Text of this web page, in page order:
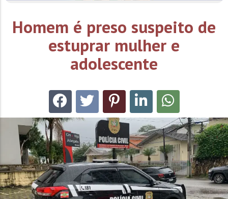
Homem é preso suspeito de
estuprar mulher e
adolescente